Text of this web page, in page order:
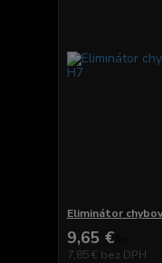
Eliminátor
9,65 €
7,85 € bez DPH